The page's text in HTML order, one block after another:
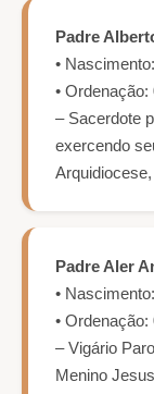
Padre
•
• Ordenação:
– Sacerdote
exercendo
Padre Aler
•
• Ordenação:
– Vigário
Menino Jesus